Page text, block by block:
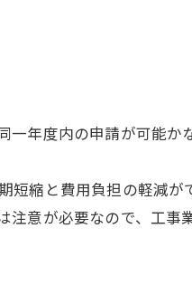
年度内の申請が可能
縮と費用負担の軽減
意が必要なので、工事